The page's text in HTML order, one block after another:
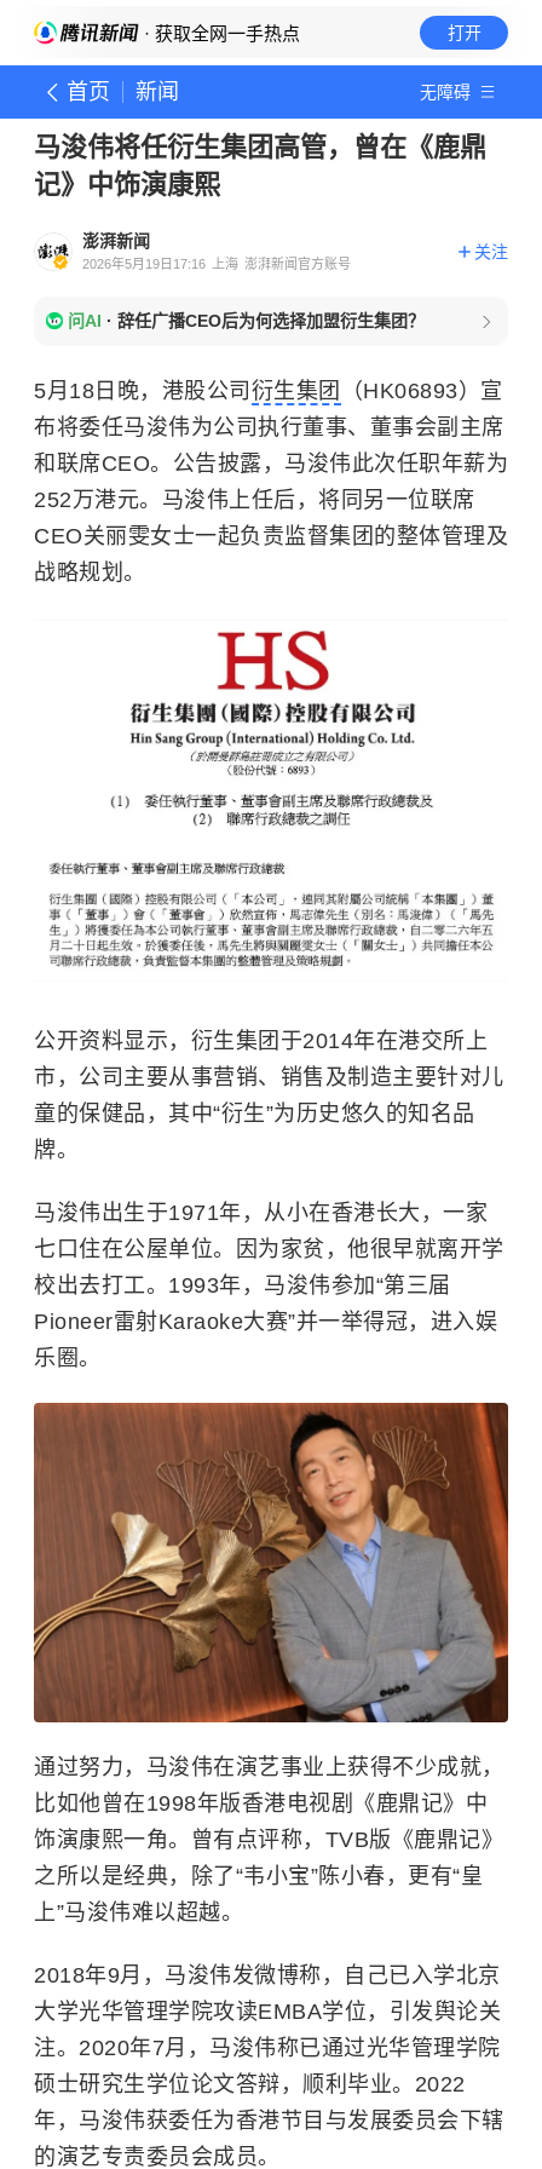
· 获取全网一手热点 打开
首页 新闻 无障碍
马浚伟将任衍生集团高管，曾在《鹿鼎
记》中饰演康熙
澎湃新闻
2026年5月19日17:16 上海 澎湃新闻官方账号
关注
问AI · 辞任广播CEO后为何选择加盟衍生集团？
5月18日晚，港股公司 衍生集团
（HK06893）宣
布将委任马浚伟为公司执行董事、董事会副主席
和联席CEO。公告披露，马浚伟此次任职年薪为
252万港元。 马浚伟上任后，将同另一位联席
CEO关丽雯女士一起负责监督集团的整体管理及
战略规划。
公开资料显示，衍生集团于2014年在港交所上
市，公司主要从事营销、销售及制造主要针对儿
童的保健品，其中“衍生”为历史悠久的知名品
牌。
马浚伟出生于1971年，从小在香港长大，一家
七口住在公屋单位。因为家贫，他很早就离开学
校出去打工。1993年，马浚伟参加“第三届
Pioneer雷射Karaoke大赛”并一举得冠，进入娱
乐圈。
通过努力，马浚伟在演艺事业上获得不少成就，
比如他曾在1998年版香港电视剧《鹿鼎记》中
饰演康熙一角。曾有点评称，TVB版《鹿鼎记》
之所以是经典，除了“韦小宝”陈小春 ，更有“皇
上”马浚伟难以超越。
2018年9月，马浚伟发微博称，自己已入学北京
大学光华管理学院攻读EMBA学位，引发舆论关
注。2020年7月，马浚伟称已通过光华管理学院
硕士研究生学位论文答辩，顺利毕业。2022
年，马浚伟获委任为香港节目与发展委员会下辖
的演艺专责委员会成员。